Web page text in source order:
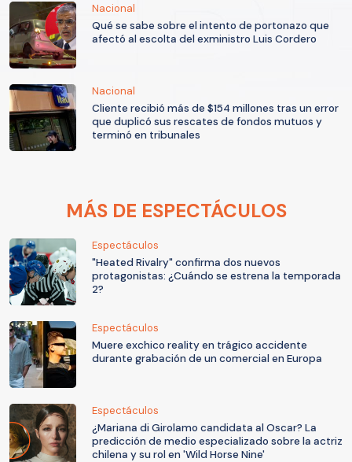
Nacional
Qué se sabe sobre el intento de portonazo que
afectó al escolta del exministro Luis Cordero
Nacional
Cliente recibió más de $154 millones tras un error
que duplicó sus rescates de fondos mutuos y
terminó en tribunales
MÁS DE ESPECTÁCULOS
Espectáculos
"Heated Rivalry" confirma dos nuevos
protagonistas: ¿Cuándo se estrena la temporada
2?
Espectáculos
Muere exchico reality en trágico accidente
durante grabación de un comercial en Europa
Espectáculos
¿Mariana di Girolamo candidata al Oscar? La
predicción de medio especializado sobre la actriz
chilena y su rol en 'Wild Horse Nine'